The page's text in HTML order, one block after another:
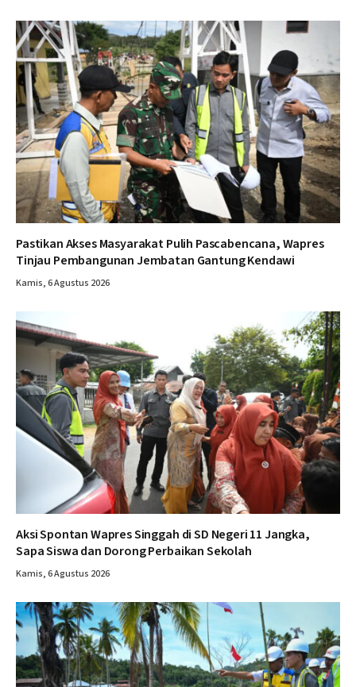
Pastikan Akses Masyarakat Pulih Pascabencana, Wapres
Tinjau Pembangunan Jembatan Gantung Kendawi
Kamis, 6 Agustus 2026
Aksi Spontan Wapres Singgah di SD Negeri 11 Jangka,
Sapa Siswa dan Dorong Perbaikan Sekolah
Kamis, 6 Agustus 2026